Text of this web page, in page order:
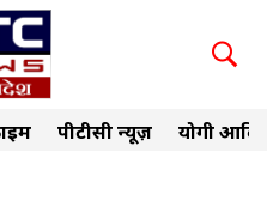
पीटीसी न्यूज़ योगी